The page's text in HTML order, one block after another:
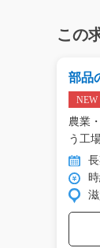
この
部品
NEW
農業
う工
ま…